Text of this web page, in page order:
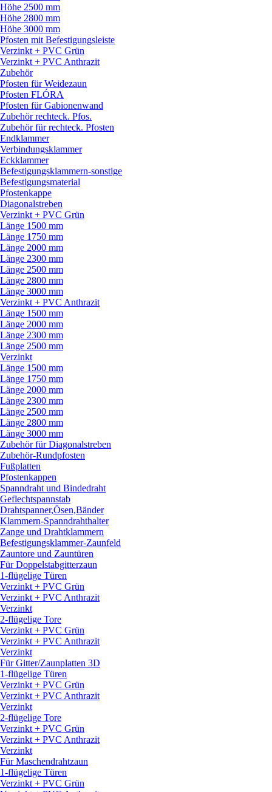
Höhe 2500 mm
Höhe 2800 mm
Höhe 3000 mm
Pfosten mit Befestigungsleiste
Verzinkt + PVC Grün
Verzinkt + PVC Anthrazit
Zubehör
Pfosten für Weidezaun
Pfosten FLÓRA
Pfosten für Gabionenwand
Zubehör rechteck. Pfos.
Zubehör für rechteck. Pfosten
Endklammer
Verbindungsklammer
Eckklammer
Befestigungsklammern-sonstige
Befestigungsmaterial
Pfostenkappe
Diagonalstreben
Verzinkt + PVC Grün
Länge 1500 mm
Länge 1750 mm
Länge 2000 mm
Länge 2300 mm
Länge 2500 mm
Länge 2800 mm
Länge 3000 mm
Verzinkt + PVC Anthrazit
Länge 1500 mm
Länge 2000 mm
Länge 2300 mm
Länge 2500 mm
Verzinkt
Länge 1500 mm
Länge 1750 mm
Länge 2000 mm
Länge 2300 mm
Länge 2500 mm
Länge 2800 mm
Länge 3000 mm
Zubehör für Diagonalstreben
Zubehör-Rundpfosten
Fußplatten
Pfostenkappen
Spanndraht und Bindedraht
Geflechtspannstab
Drahtspanner,Ösen,Bänder
Klammern-Spanndrahthalter
Zange und Drahtklammern
Befestigungsklammer-Zaunfeld
Zauntore und Zauntüren
Für Doppelstabgitterzaun
1-flügelige Türen
Verzinkt + PVC Grün
Verzinkt + PVC Anthrazit
Verzinkt
2-flügelige Tore
Verzinkt + PVC Grün
Verzinkt + PVC Anthrazit
Verzinkt
Für Gitter/Zaunplatten 3D
1-flügelige Türen
Verzinkt + PVC Grün
Verzinkt + PVC Anthrazit
Verzinkt
2-flügelige Tore
Verzinkt + PVC Grün
Verzinkt + PVC Anthrazit
Verzinkt
Für Maschendrahtzaun
1-flügelige Türen
Verzinkt + PVC Grün